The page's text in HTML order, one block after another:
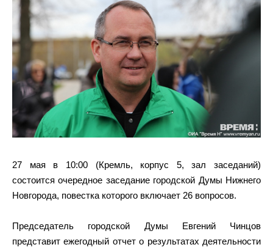
27 мая в 10:00 (Кремль, корпус 5, зал заседаний)
состоится очередное заседание городской Думы Нижнего
Новгорода, повестка которого включает 26 вопросов.
Председатель городской Думы Евгений Чинцов
представит ежегодный отчет о результатах деятельности